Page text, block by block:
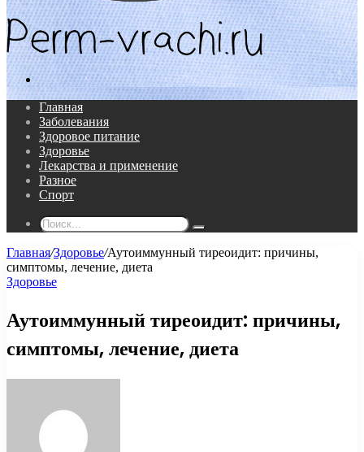
Поиск...
Главная
Заболевания
Здоровое питание
Здоровье
Лекарства и применение
Разное
Спорт
Поиск...
Главная/Здоровье/Аутоиммунный тиреоидит: причины,
симптомы, лечение, диета
Здоровье
Аутоиммунный тиреоидит: причины,
симптомы, лечение, диета